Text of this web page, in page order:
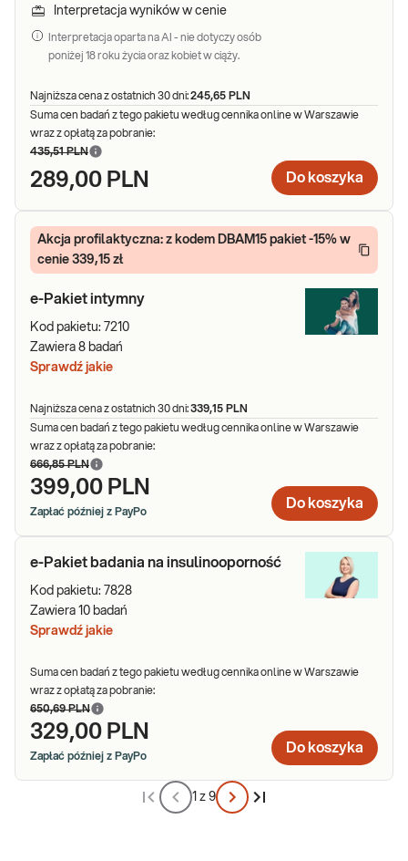
Interpretacja wyników w cenie
Interpretacja oparta na AI - nie dotyczy osób
poniżej 18 roku życia oraz kobiet w ciąży.
Najniższa cena z ostatnich 30 dni:245,65 PLN
Suma cen badań z tego pakietu według cennika online w Warszawie
wraz z opłatą za pobranie:
435,51 PLN
289,00 PLN Do koszyka
Akcja profilaktyczna: z kodem DBAM15 pakiet -15% w
cenie 339,15 zł
e-Pakiet intymny
Kod pakietu: 7210
Zawiera 8 badań
Sprawdź jakie
Najniższa cena z ostatnich 30 dni:339,15 PLN
Suma cen badań z tego pakietu według cennika online w Warszawie
wraz z opłatą za pobranie:
666,85 PLN
399,00 PLN
Zapłać później z PayPo
Do koszyka
e-Pakiet badania na insulinooporność
Kod pakietu: 7828
Zawiera 10 badań
Sprawdź jakie
Suma cen badań z tego pakietu według cennika online w Warszawie
wraz z opłatą za pobranie:
650,69 PLN
329,00 PLN
Zapłać później z PayPo
Do koszyka
1 z 9